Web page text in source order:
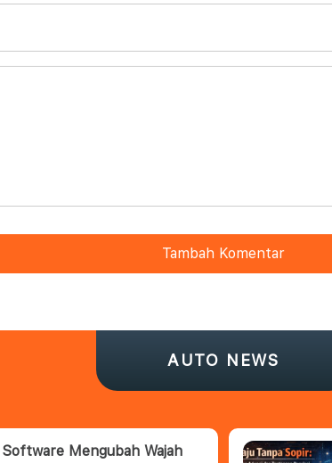
Tambah Komentar
AUTO NEWS
Software Mengubah Wajah